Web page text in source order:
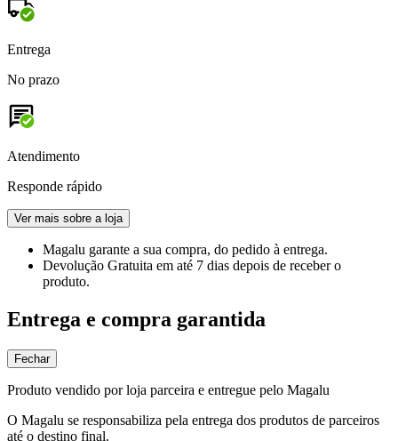
Entrega
No prazo
Atendimento
Responde rápido
Ver mais sobre a loja
Magalu garante a sua compra, do pedido à entrega.
Devolução Gratuita em até 7 dias depois de receber o
produto.
Entrega e compra garantida
Fechar
Produto vendido por loja parceira e entregue pelo Magalu
O Magalu se responsabiliza pela entrega dos produtos de parceiros
até o destino final.